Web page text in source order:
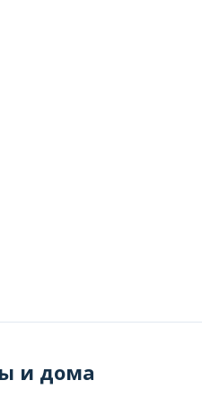
и дома